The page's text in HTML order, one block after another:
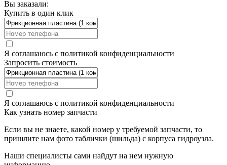
Вы заказали:
Купить в один клик
Я соглашаюсь с политикой конфиденциальности
Запросить стоимость
Я соглашаюсь с политикой конфиденциальности
Как узнать номер запчасти
Если вы не знаете, какой номер у требуемой запчасти, то
пришлите нам фото таблички (шильда) с корпуса гидроузла.
Наши специалисты сами найдут на нем нужную